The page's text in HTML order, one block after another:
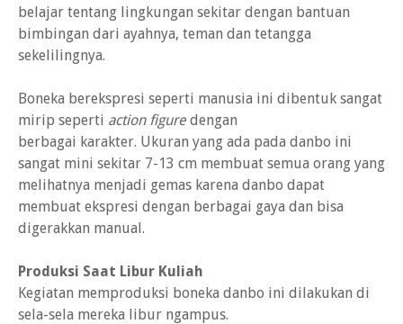
belajar tentang lingkungan sekitar dengan bantuan
bimbingan dari ayahnya, teman dan tetangga
sekelilingnya.
Boneka berekspresi seperti manusia ini dibentuk sangat
mirip seperti action figure dengan
berbagai karakter. Ukuran yang ada pada danbo ini
sangat mini sekitar 7-13 cm membuat semua orang yang
melihatnya menjadi gemas karena danbo dapat
membuat ekspresi dengan berbagai gaya dan bisa
digerakkan manual.
Produksi Saat Libur Kuliah
Kegiatan memproduksi boneka danbo ini dilakukan di
sela-sela mereka libur ngampus.